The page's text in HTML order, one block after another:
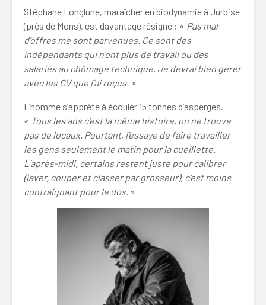
Stéphane Longlune, maraîcher en biodynamie à Jurbise
(près de Mons), est davantage résigné : « Pas mal
d’offres me sont parvenues. Ce sont des
indépendants qui n’ont plus de travail ou des
salariés au chômage technique. Je devrai bien gérer
avec les CV que j’ai reçus. »
L’homme s’apprête à écouler 15 tonnes d’asperges.
« Tous les ans c’est la même histoire, on ne trouve
pas de locaux. Pourtant, j’essaye de faire travailler
les gens seulement le matin pour la cueillette.
L’après-midi, certains restent juste pour calibrer
(laver, couper et classer par grosseur), c’est moins
contraignant pour le dos. »